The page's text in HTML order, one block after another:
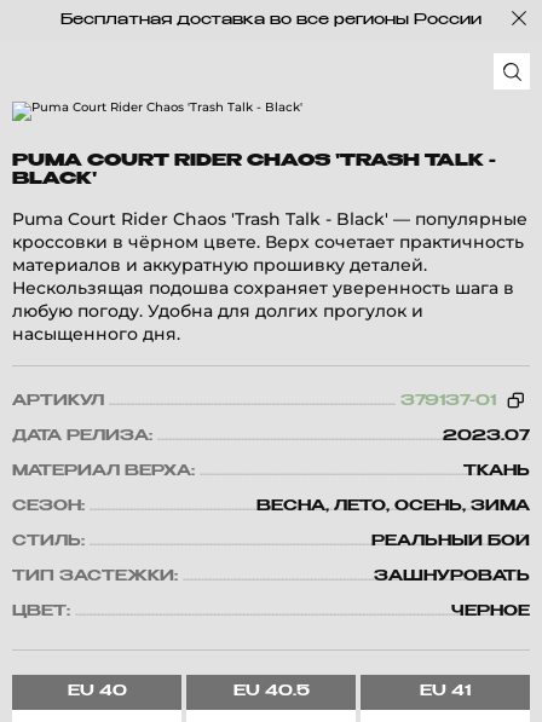
Бесплатная доставка во все регионы России
PUMA COURT RIDER CHAOS 'TRASH TALK -
BLACK'
Puma Court Rider Chaos 'Trash Talk - Black' — популярные
кроссовки в чёрном цвете. Верх сочетает практичность
материалов и аккуратную прошивку деталей.
Нескользящая подошва сохраняет уверенность шага в
любую погоду. Удобна для долгих прогулок и
насыщенного дня.
АРТИКУЛ 379137-01
ДАТА РЕЛИЗА: 2023.07
МАТЕРИАЛ ВЕРХА: ТКАНЬ
СЕЗОН: ВЕСНА, ЛЕТО, ОСЕНЬ, ЗИМА
СТИЛЬ: РЕАЛЬНЫЙ БОЙ
ТИП ЗАСТЕЖКИ: ЗАШНУРОВАТЬ
ЦВЕТ: ЧЕРНОЕ
EU40 EU40.5 EU 41